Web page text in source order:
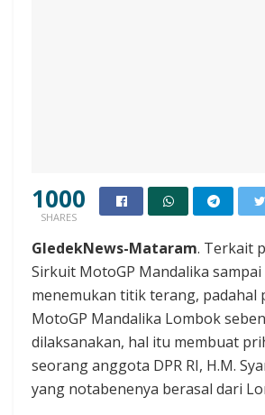
1000
SHARES
GledekNews-Mataram. Terkait
Sirkuit MotoGP Mandalika
menemukan titik terang, padahal
MotoGP Mandalika Lombok
dilaksanakan, hal itu membuat
seorang anggota DPR RI, H.M.
yang notabenenya berasal dari